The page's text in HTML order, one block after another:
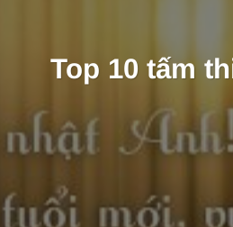
Top 10 tấm